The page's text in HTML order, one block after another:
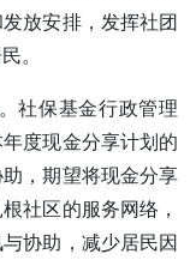
放安排，发挥社团
。
社保基金行政管理
度现金分享计划的
，期望将现金分享
社区的服务网络，
协助，减少居民因